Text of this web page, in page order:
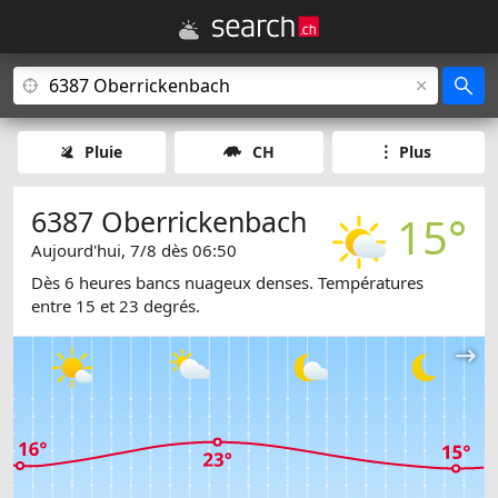
Pluie CH Plus
15°
6387 Oberrickenbach
Aujourd'hui, 7/8 dès 06:50
Dès 6 heures bancs nuageux denses. Températures
entre 15 et 23 degrés.